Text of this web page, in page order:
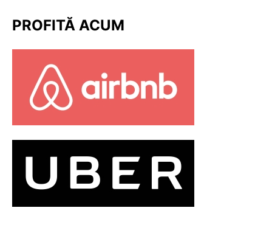
PROFITĂ ACUM